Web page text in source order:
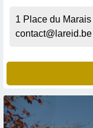
1 Place du Marais
contact@lareid.be